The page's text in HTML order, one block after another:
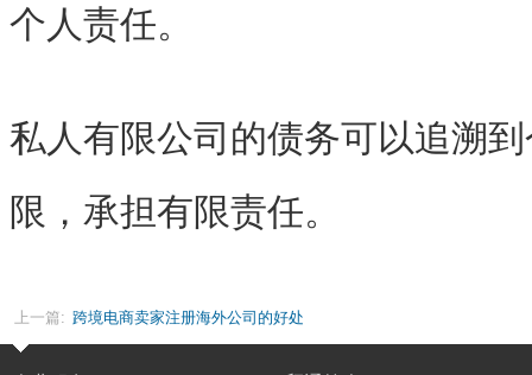
个人责任。
私人有限公司的债务可以追溯
限，承担有限责任。
上一篇: 跨境电商卖家注册海外公司的好处